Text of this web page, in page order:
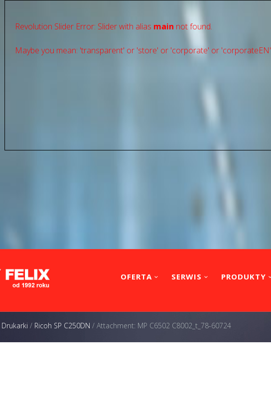
Revolution Slider Error: Slider with alias main not found.
Maybe you mean: 'transparent' or 'store' or 'сorporate' or 'corporateEN'
OFERTA SERWIS PRODUKTY
Drukarki / Ricoh SP C250DN / Attachment: MP C6502 C8002_t_78-60724